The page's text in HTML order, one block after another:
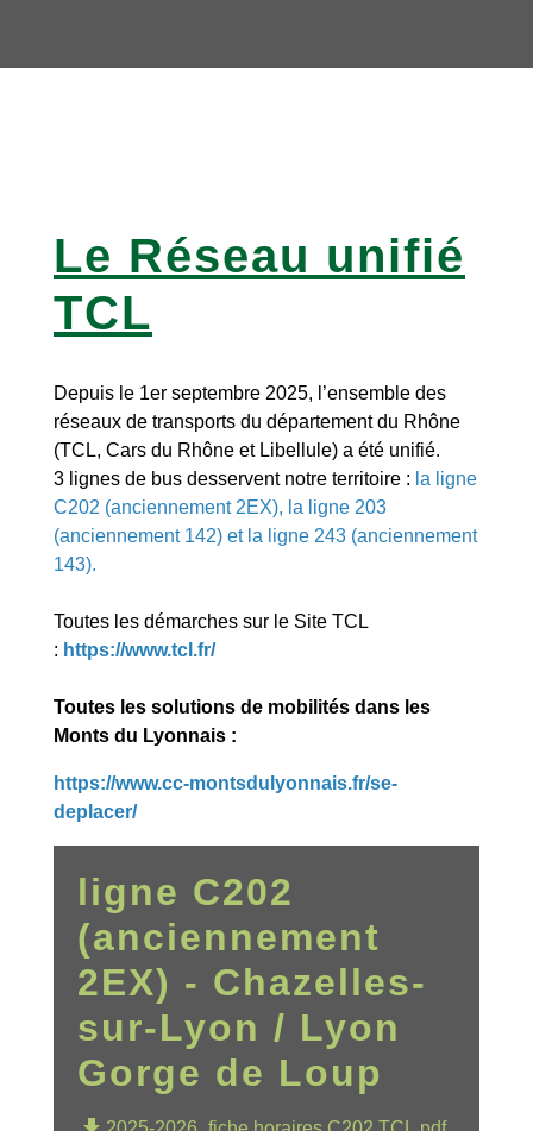
Le Réseau unifié
TCL
Depuis le 1er septembre 2025, l’ensemble des
réseaux de transports du département du Rhône
(TCL, Cars du Rhône et Libellule) a été unifié.
3 lignes de bus desservent notre territoire : la ligne
C202 (anciennement 2EX), la ligne 203
(anciennement 142) et la ligne 243 (anciennement
143).
Toutes les démarches sur le Site TCL
: https://www.tcl.fr/
Toutes les solutions de mobilités dans les
Monts du Lyonnais :
https://www.cc-montsdulyonnais.fr/se-
deplacer/
ligne C202
(anciennement
2EX) - Chazelles-
sur-Lyon / Lyon
Gorge de Loup